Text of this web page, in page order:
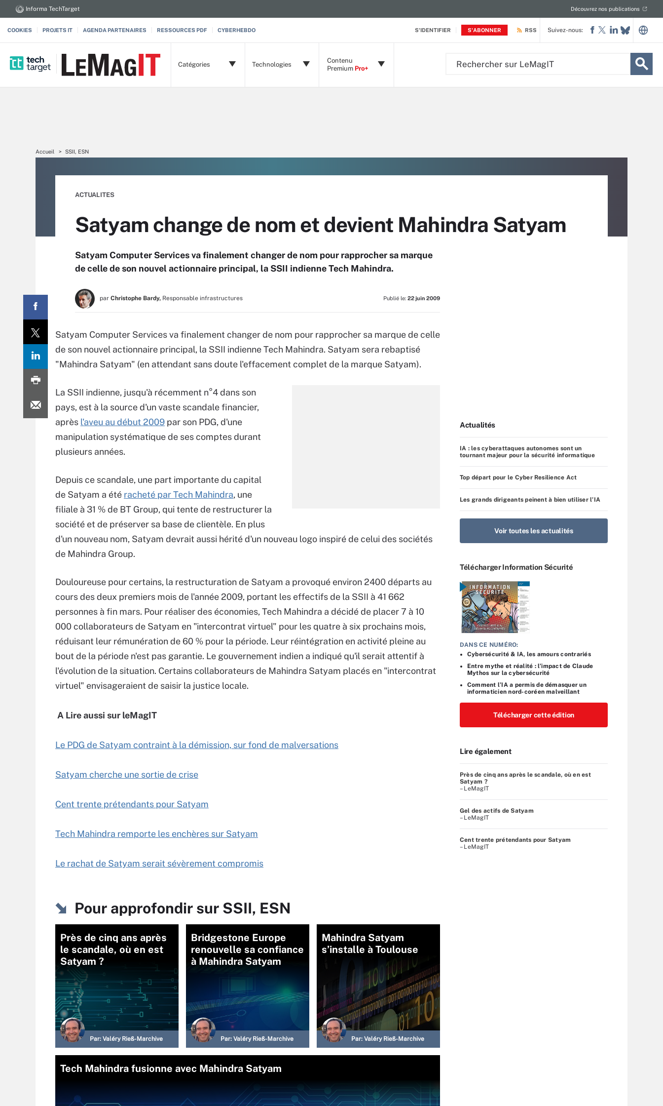
S'IDENTIFIER S'ABONNER
Informa TechTarget Découvrez nos publications
COOKIES PROJETS IT AGENDA PARTENAIRES RESSOURCES PDF CYBERHEBDO RSS
Catégories Technologies
Contenu
Premium Pro+
Suivez-nous:
Accueil SSII, ESN
ACTUALITES
Satyam change de nom et devient Mahindra Satyam
Satyam Computer Services va finalement changer de nom pour rapprocher sa marque
de celle de son nouvel actionnaire principal, la SSII indienne Tech Mahindra.
par Christophe Bardy, Responsable infrastructures Publié le: 22 juin 2009
Satyam Computer Services va finalement changer de nom pour rapprocher sa marque de celle
de son nouvel actionnaire principal, la SSII indienne Tech Mahindra. Satyam sera rebaptisé
"Mahindra Satyam" (en attendant sans doute l'effacement complet de la marque Satyam).
La SSII indienne, jusqu'à récemment n°4 dans son
pays, est à la source d'un vaste scandale financier,
après l'aveu au début 2009 par son PDG, d'une
manipulation systématique de ses comptes durant
plusieurs années.
Depuis ce scandale, une part importante du capital
de Satyam a été racheté par Tech Mahindra, une
filiale à 31 % de BT Group, qui tente de restructurer la
société et de préserver sa base de clientèle. En plus
d'un nouveau nom, Satyam devrait aussi hérité d'un nouveau logo inspiré de celui des sociétés
de Mahindra Group.
Douloureuse pour certains, la restructuration de Satyam a provoqué environ 2400 départs au
cours des deux premiers mois de l'année 2009, portant les effectifs de la SSII à 41 662
personnes à fin mars. Pour réaliser des économies, Tech Mahindra a décidé de placer 7 à 10
000 collaborateurs de Satyam en "intercontrat virtuel" pour les quatre à six prochains mois,
réduisant leur rémunération de 60 % pour la période. Leur réintégration en activité pleine au
bout de la période n'est pas garantie. Le gouvernement indien a indiqué qu'il serait attentif à
l'évolution de la situation. Certains collaborateurs de Mahindra Satyam placés en "intercontrat
virtuel" envisageraient de saisir la justice locale.
A Lire aussi sur leMagIT
Le PDG de Satyam contraint à la démission, sur fond de malversations
Satyam cherche une sortie de crise
Cent trente prétendants pour Satyam
Tech Mahindra remporte les enchères sur Satyam
Le rachat de Satyam serait sévèrement compromis
Pour approfondir sur SSII, ESN
Près de cinq ans après
le scandale, où en est
Satyam ?
Par: Valéry Rieß-Marchive
Bridgestone Europe
renouvelle sa confiance
à Mahindra Satyam
Par: Valéry Rieß-Marchive
Mahindra Satyam
s’installe à Toulouse
Par: Valéry Rieß-Marchive
Tech Mahindra fusionne avec Mahindra Satyam
Actualités
IA : les cyberattaques autonomes sont un
tournant majeur pour la sécurité informatique
Top départ pour le Cyber Resilience Act
Les grands dirigeants peinent à bien utiliser l’IA
Voir toutes les actualités
Télécharger Information Sécurité
DANS CE NUMÉRO:
Cybersécurité & IA, les amours contrariés
Entre mythe et réalité : l’impact de Claude
Mythos sur la cybersécurité
Comment l’IA a permis de démasquer un
informaticien nord-coréen malveillant
Télécharger cette édition
Lire également
Près de cinq ans après le scandale, où en est
Satyam ?
– LeMagIT
Gel des actifs de Satyam
– LeMagIT
Cent trente prétendants pour Satyam
– LeMagIT